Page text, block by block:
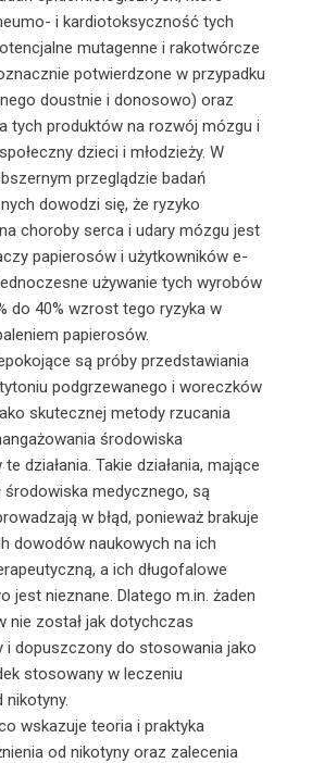
i kardiotoksyczność tych
mutagenne i rakotwórcze
potwierdzone w przypadku
doustnie i donosowo) oraz
tych produktów na rozwój mózgu i
dzieci i młodzieży. W
przeglądzie badań
dowodzi się, że ryzyko
choroby serca i udary mózgu jest
papierosów i użytkowników e-
używanie tych wyrobów
do 40% wzrost tego ryzyka w
papierosów.
są próby przedstawiania
podgrzewanego i woreczków
skutecznej metody rzucania
środowiska
działania. Takie działania, mające
środowiska medycznego, są
w błąd, ponieważ brakuje
dowodów naukowych na ich
a ich długofalowe
jest nieznane. Dlatego m.in. żaden
nie został jak dotychczas
i dopuszczony do stosowania jako
stosowany w leczeniu
nikotyny.
wskazuje teoria i praktyka
od nikotyny oraz zalecenia